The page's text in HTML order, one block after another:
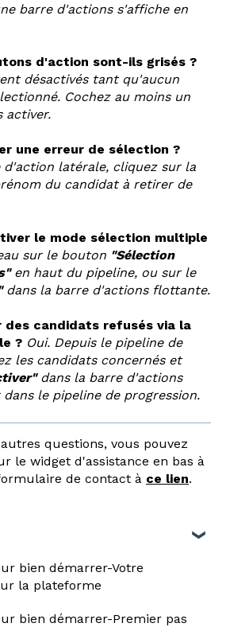
barre d'actions s'affiche en
d'action sont-ils grisés ?
désactivés tant qu'aucun
Cochez au moins un
activer.
une erreur de sélection ?
d'action latérale, cliquez sur la
du candidat à retirer de
le mode sélection multiple
sur le bouton "Sélection
en haut du pipeline, ou sur le
dans la barre d'actions flottante.
des candidats refusés via la
? Oui. Depuis le pipeline de
les candidats concernés et
dans la barre d'actions
le pipeline de progression.
questions, vous pouvez
le widget d'assistance en bas à
de contact à ce lien.
bien démarrer-Votre
la plateforme
bien démarrer-Premier pas